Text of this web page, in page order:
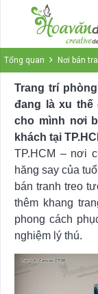
Tổng quan Nơi bán
Trang trí
đang là xu thế
cho mình nơi
khách tại
TP.HCM – nơi
hăng say của
bán tranh treo
thêm khang
phong cách
nghiệm lý thú.